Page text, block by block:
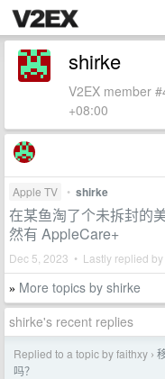
shirke
V2EX member
+08:00
Apple TV • shirke
在某鱼淘了个未拆封的
然有 AppleCare+
Dec 5, 2023 • Lastly replied by
» More topics by shirke
shirke's recent replies
Replied to a topic by faithxy ›
吗？